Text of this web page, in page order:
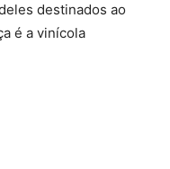
destinados ao
é a vinícola